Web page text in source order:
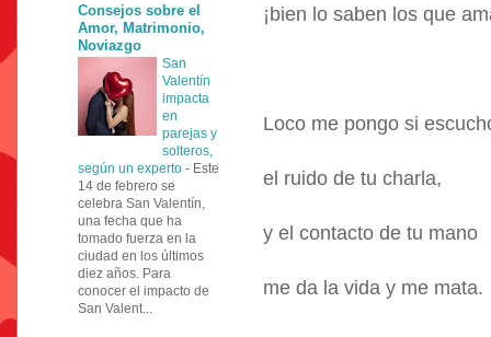
¡bien lo saben los que
Loco me pongo si
el ruido de tu charla,
y el contacto de tu mano
me da la vida y me mata.
Consejos sobre el
Amor, Matrimonio,
Noviazgo
San
Valentín
impacta
en
parejas y
solteros,
según un experto - Este
14 de febrero se
celebra San Valentín,
una fecha que ha
tomado fuerza en la
ciudad en los últimos
diez años. Para
conocer el impacto de
San Valent...